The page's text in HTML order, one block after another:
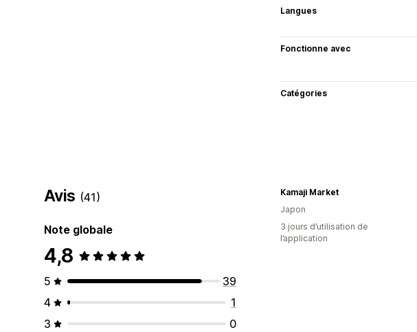
Langues
Fonctionne avec
Catégories
Avis (41)
Note globale
4,8
5
39
4
1
3
0
Kamaji Market
Japon
3 jours d’utilisation de
l’application